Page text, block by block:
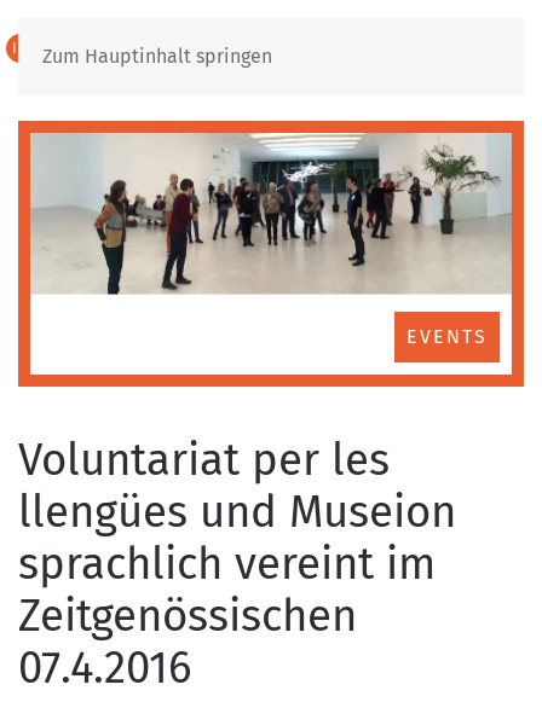
Zum Hauptinhalt springen
IT DE
EVENTS
Voluntariat per les
llengües und Museion
sprachlich vereint im
Zeitgenössischen
07.4.2016